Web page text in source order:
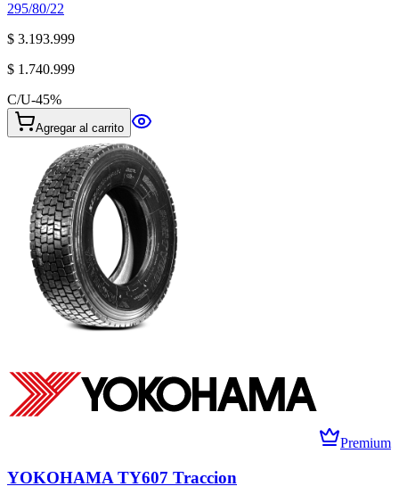
295/80/22
$ 3.193.999
$ 1.740.999
C/U-45%
Agregar al carrito
Premium
YOKOHAMA TY607 Traccion